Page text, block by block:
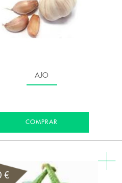
AJO
COMPRAR
€